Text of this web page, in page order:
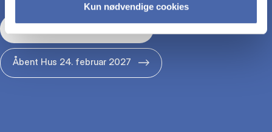
Kun nødvendige cookies
Åbent Hus 29. januar 2027
Åbent Hus 24. februar 2027